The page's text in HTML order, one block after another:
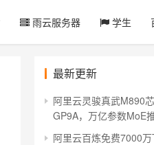
雨云服务器 学生
最新更新
阿里云灵骏真武M890
GP9A，万亿参数MoE
阿里云百炼免费7000